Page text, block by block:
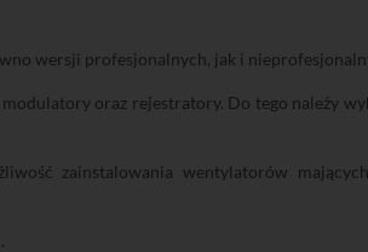
wersji profesjonalnych, jak i
oraz rejestratory. Do tego należy
zainstalowania wentylatorów